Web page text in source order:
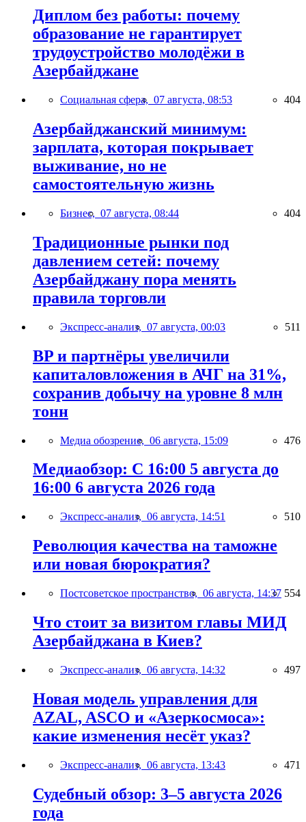
Диплом без работы: почему
образование не гарантирует
трудоустройство молодёжи в
Азербайджане
Социальная сфера, 07 августа, 08:53 404
Азербайджанский минимум:
зарплата, которая покрывает
выживание, но не
самостоятельную жизнь
Бизнес, 07 августа, 08:44 404
Традиционные рынки под
давлением сетей: почему
Азербайджану пора менять
правила торговли
Экспресс-анализ, 07 августа, 00:03 511
BP и партнёры увеличили
капиталовложения в АЧГ на 31%,
сохранив добычу на уровне 8 млн
тонн
Медиа обозрение, 06 августа, 15:09 476
Медиаобзор: С 16:00 5 августа до
16:00 6 августа 2026 года
Экспресс-анализ, 06 августа, 14:51 510
Революция качества на таможне
или новая бюрократия?
Постсоветское пространство, 06 августа, 14:37 554
Что стоит за визитом главы МИД
Азербайджана в Киев?
Экспресс-анализ, 06 августа, 14:32 497
Новая модель управления для
AZAL, ASCO и «Азеркосмоса»:
какие изменения несёт указ?
Экспресс-анализ, 06 августа, 13:43 471
Судебный обзор: 3–5 августа 2026
года